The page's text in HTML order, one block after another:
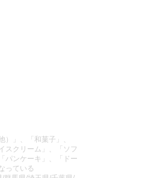
」、「和菓子」、
スクリーム」、「ソフ
パンケーキ」、「ドー
っている